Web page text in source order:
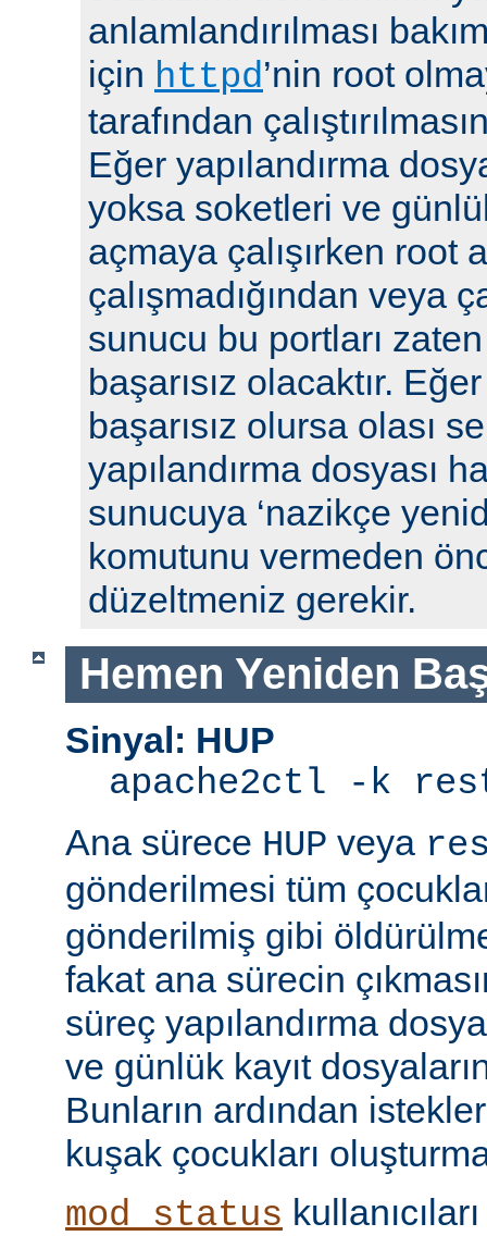
anlamlandırılması
için httpd’nin root
tarafından
Eğer yapılandırma
yoksa soketleri ve
açmaya çalışırken root
çalışmadığından veya
sunucu bu portları
başarısız olacaktır.
başarısız olursa olası
yapılandırma dosyası
sunucuya ‘nazikçe
komutunu vermeden
düzeltmeniz gerekir.
Hemen Yeniden
Sinyal: HUP
apache2ctl -k
Ana sürece HUP veya
gönderilmesi tüm
gönderilmiş gibi
fakat ana sürecin
süreç yapılandırma
ve günlük kayıt
Bunların ardından
kuşak çocukları
mod_status